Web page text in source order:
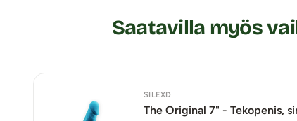
Saatavilla myös
SILEXD
The Original 7" - Tekopenis,